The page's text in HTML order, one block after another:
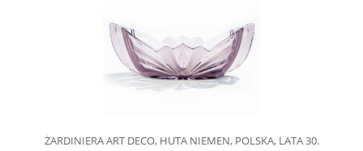
ŻARDINIERA ART DECO, HUTA NIEMEN, POLSKA, LATA 30.